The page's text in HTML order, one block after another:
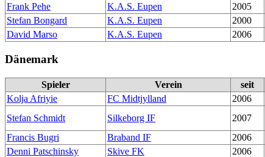
Frank Pehe
K.A.S. Eupen
2005
Stefan Bongard
K.A.S. Eupen
2000
David Marso
K.A.S. Eupen 2006
Dänemark
Spieler Verein seit
Kolja Afriyie
FC Midtjylland 2006
Stefan Schmidt
Silkeborg IF 2007
Francis Bugri
Braband IF
2006
Denni Patschinsky
Skive FK 2006